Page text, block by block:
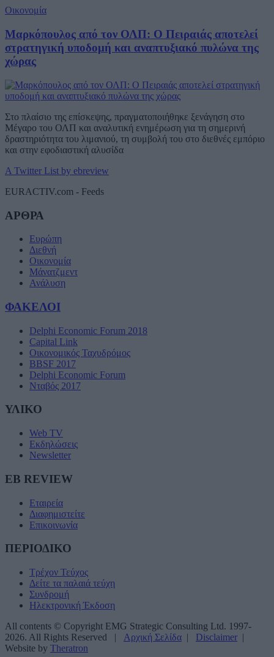
Οικονομία
Μαρκόπουλος από τον ΟΛΠ: Ο Πειραιάς αποτελεί
στρατηγική υποδομή και αναπτυξιακό πυλώνα της
χώρας
Στο πλαίσιο της επίσκεψης, πραγματοποιήθηκε ξενάγηση στο
Μέγαρο του ΟΛΠ και αναλυτική ενημέρωση για τη σημερινή
δραστηριότητα του λιμανιού, τη συμβολή του στο διεθνές εμπόριο
και στην εφοδιαστική αλυσίδα
A Twitter List by ebreview
EURACTIV.com - Feeds
ΑΡΘΡΑ
Ευρώπη
Διεθνή
Οικονομία
Μάνατζμεντ
Ανάλυση
ΦΑΚΕΛΟΙ
Delphi Economic Forum 2018
Capital Link
Οικονομικός Ταχυδρόμος
BBSF 2017
Delphi Economic Forum
Νταβός 2017
ΥΛΙΚΟ
Web TV
Εκδηλώσεις
Newsletter
EB REVIEW
Εταιρεία
Διαφημιστείτε
Επικοινωνία
ΠΕΡΙΟΔΙΚΟ
Τρέχον Τεύχος
Δείτε τα παλαιά τεύχη
Συνδρομή
Ηλεκτρονική Έκδοση
All contents © Copyright EMG Strategic Consulting Ltd. 1997-
2026. All Rights Reserved |
Αρχική Σελίδα | Disclaimer |
Website by Theratron